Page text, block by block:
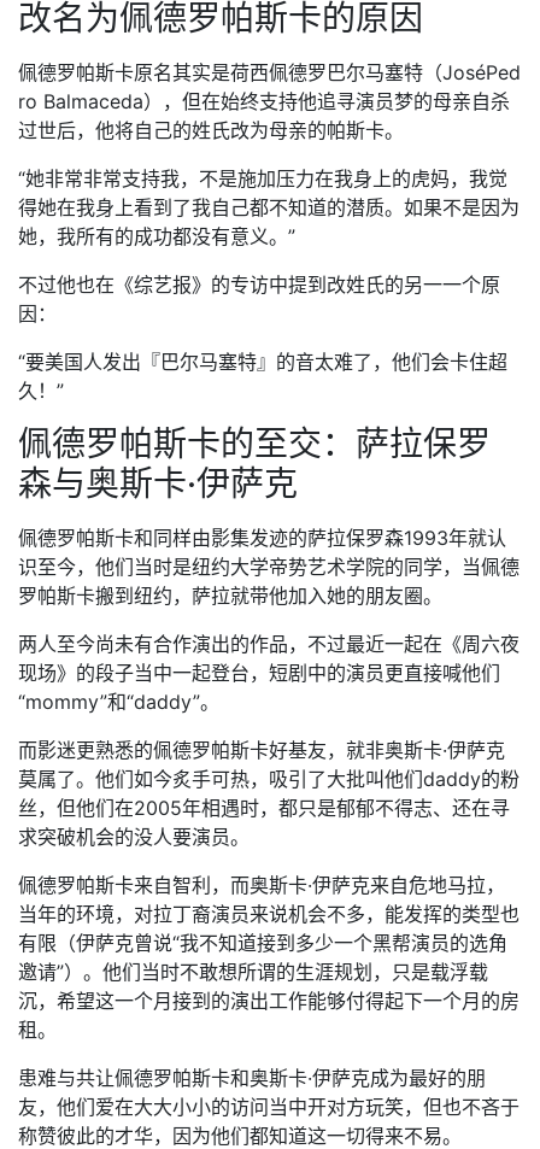
改名为佩德罗帕斯卡的原因
佩德罗帕斯卡原名其实是荷西佩德罗巴尔马塞特（JoséPed
ro Balmaceda），但在始终支持他追寻演员梦的母亲自杀
过世后，他将自己的姓氏改为母亲的帕斯卡。
“她非常非常支持我，不是施加压力在我身上的虎妈，我觉
得她在我身上看到了我自己都不知道的潜质。如果不是因为
她，我所有的成功都没有意义。”
不过他也在《综艺报》的专访中提到改姓氏的另一一个原
因：
“要美国人发出『巴尔马塞特』的音太难了，他们会卡住超
久！”
佩德罗帕斯卡的至交：萨拉保罗
森与奥斯卡·伊萨克
佩德罗帕斯卡和同样由影集发迹的萨拉保罗森1993年就认
识至今，他们当时是纽约大学帝势艺术学院的同学，当佩德
罗帕斯卡搬到纽约，萨拉就带他加入她的朋友圈。
两人至今尚未有合作演出的作品，不过最近一起在《周六夜
现场》的段子当中一起登台，短剧中的演员更直接喊他们
“mommy”和“daddy”。
而影迷更熟悉的佩德罗帕斯卡好基友，就非奥斯卡·伊萨克
莫属了。他们如今炙手可热，吸引了大批叫他们daddy的粉
丝，但他们在2005年相遇时，都只是郁郁不得志、还在寻
求突破机会的没人要演员。
佩德罗帕斯卡来自智利，而奥斯卡·伊萨克来自危地马拉，
当年的环境，对拉丁裔演员来说机会不多，能发挥的类型也
有限（伊萨克曾说“我不知道接到多少一个黑帮演员的选角
邀请”）。他们当时不敢想所谓的生涯规划，只是载浮载
沉，希望这一个月接到的演出工作能够付得起下一个月的房
租。
患难与共让佩德罗帕斯卡和奥斯卡·伊萨克成为最好的朋
友，他们爱在大大小小的访问当中开对方玩笑，但也不吝于
称赞彼此的才华，因为他们都知道这一切得来不易。